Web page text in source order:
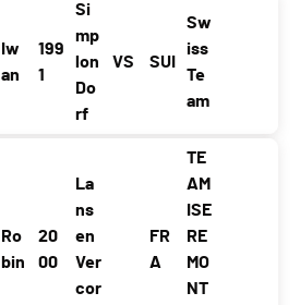
Iw
an
199
1
Si
mp
lon
Do
rf
VS SUI
Sw
iss
Te
am
Ro
bin
20
00
La
ns
en
Ver
cor
FR
A
TE
AM
ISE
RE
MO
NT